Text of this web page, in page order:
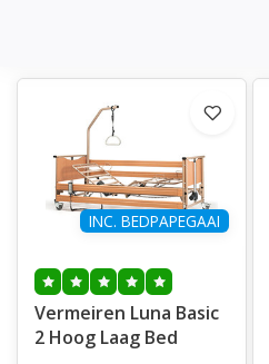
INC. BEDPAPEGAAI
Vermeiren Luna Basic
2 Hoog Laag Bed